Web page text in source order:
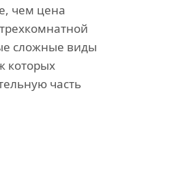
чем цена
сложные виды
которых
часть